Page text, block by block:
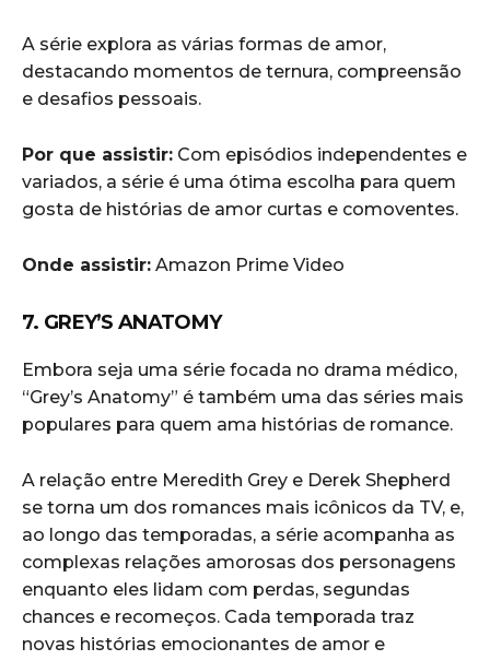
A série explora as várias formas de amor,
destacando momentos de ternura, compreensão
e desafios pessoais.
Por que assistir: Com episódios independentes e
variados, a série é uma ótima escolha para quem
gosta de histórias de amor curtas e comoventes.
Onde assistir: Amazon Prime Video
7. GREY’S ANATOMY
Embora seja uma série focada no drama médico,
“Grey’s Anatomy” é também uma das séries mais
populares para quem ama histórias de romance.
A relação entre Meredith Grey e Derek Shepherd
se torna um dos romances mais icônicos da TV, e,
ao longo das temporadas, a série acompanha as
complexas relações amorosas dos personagens
enquanto eles lidam com perdas, segundas
chances e recomeços. Cada temporada traz
novas histórias emocionantes de amor e